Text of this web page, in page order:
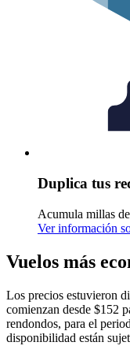
Duplica tus
Acumula millas
Ver información
Vuelos más
Los precios estuvieron
comienzan desde $152
rendondos, para el
disponibilidad están